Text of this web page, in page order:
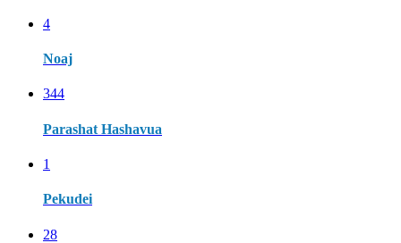
4
Noaj
344
Parashat Hashavua
1
Pekudei
28